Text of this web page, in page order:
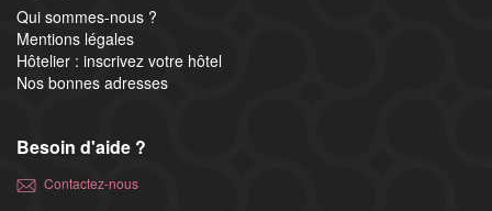
Qui sommes-nous ?
Mentions légales
Hôtelier : inscrivez votre hôtel
Nos bonnes adresses
Besoin d'aide ?
Contactez-nous